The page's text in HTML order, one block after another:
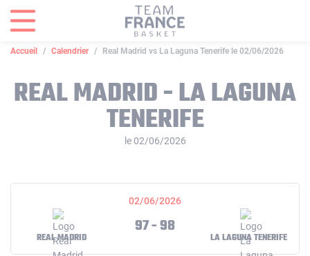
Accueil Calendrier Real Madrid vs La Laguna Tenerife le 02/06/2026
REAL MADRID - LA LAGUNA
TENERIFE
le 02/06/2026
02/06/2026
REAL MADRID
97 - 98
LA LAGUNA TENERIFE
Panneau de gestion des cookies